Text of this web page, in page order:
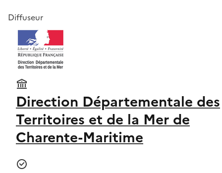
Diffuseur
Direction Départementale des
Territoires et de la Mer de
Charente-Maritime